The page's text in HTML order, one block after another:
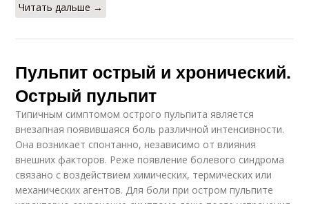
Читать дальше →
Пульпит острый и хронический.
Острый пульпит
Типичным симптомом острого пульпита является
внезапная появившаяся боль различной интенсивности.
Она возникает спонтанно, независимо от влияния
внешних факторов. Реже появление болевого синдрома
связано с воздействием химических, термических или
механических агентов. Для боли при остром пульпите